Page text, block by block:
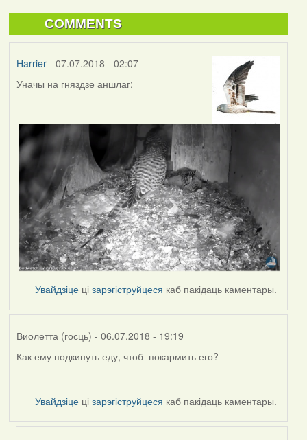
COMMENTS
Harrier- 07.07.2018 - 02:07
Уначы на гняздзе аншлаг:
Увайдзіце цізарэгіструйцеся каб пакідаць каментары.
Виолетта (госць) - 06.07.2018 - 19:19
Как ему подкинуть еду, чтоб покармить его?
Увайдзіце цізарэгіструйцеся каб пакідаць каментары.